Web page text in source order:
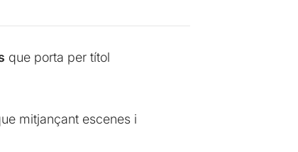
que porta per títol
mitjançant escenes i